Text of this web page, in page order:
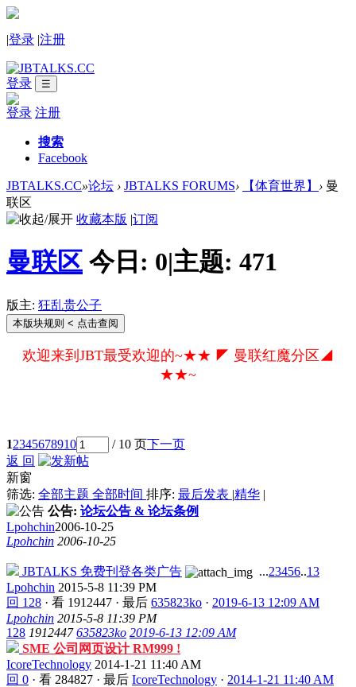
|登录 |注册
登录 ☰
登录 注册
搜索
Facebook
JBTALKS.CC»论坛 › JBTALKS FORUMS› 【体育世界】 › 曼
联区
收藏本版 |订阅
曼联区 今日: 0|主题: 471
版主: 狂乱贵公子
本版块规则 < 点击查阅
欢迎来到JBT最受欢迎的~★★ ◤ 曼联红魔分区◢
★★~
12345678910 / 10 页下一页
返 回
新窗
筛选: 全部主题 全部时间 排序: 最后发表 |精华 |
公告: 论坛公告 & 论坛条例
Lpohchin2006-10-25
Lpohchin 2006-10-25
JBTALKS 免费刊登各类广告 ...23456..13
Lpohchin 2015-5-8 11:39 PM
回 128 · 看 1912447 · 最后 635823ko · 2019-6-13 12:09 AM
Lpohchin 2015-5-8 11:39 PM
128 1912447 635823ko 2019-6-13 12:09 AM
SME 公司网页设计 RM999 !
IcoreTechnology 2014-1-21 11:40 AM
回 0 · 看 284827 · 最后 IcoreTechnology · 2014-1-21 11:40 AM